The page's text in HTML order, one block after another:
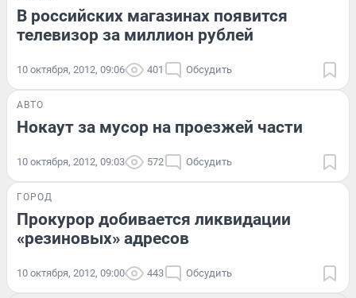
В российских магазинах появится
телевизор за миллион рублей
10 октября, 2012, 09:06 401 Обсудить
АВТО
Нокаут за мусор на проезжей части
10 октября, 2012, 09:03 572 Обсудить
ГОРОД
Прокурор добивается ликвидации
«резиновых» адресов
10 октября, 2012, 09:00 443 Обсудить